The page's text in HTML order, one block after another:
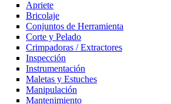
Apriete
Bricolaje
Conjuntos de Herramienta
Corte y Pelado
Crimpadoras / Extractores
Inspección
Instrumentación
Maletas y Estuches
Manipulación
Mantenimiento